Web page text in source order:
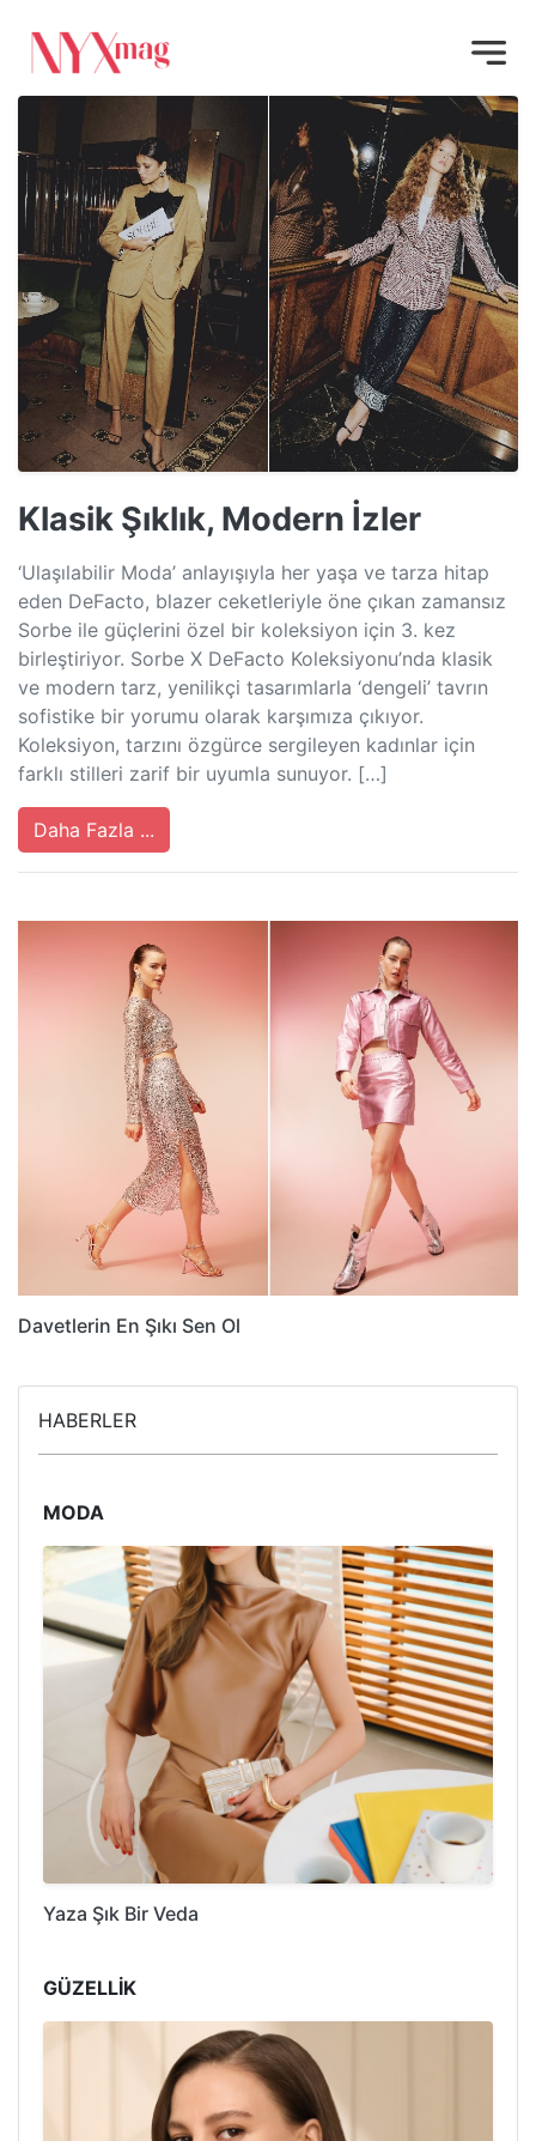
Klasik Şıklık, Modern İzler
‘Ulaşılabilir Moda’ anlayışıyla her yaşa ve tarza hitap
eden DeFacto, blazer ceketleriyle öne çıkan zamansız
Sorbe ile güçlerini özel bir koleksiyon için 3. kez
birleştiriyor. Sorbe X DeFacto Koleksiyonu’nda klasik
ve modern tarz, yenilikçi tasarımlarla ‘dengeli’ tavrın
sofistike bir yorumu olarak karşımıza çıkıyor.
Koleksiyon, tarzını özgürce sergileyen kadınlar için
farklı stilleri zarif bir uyumla sunuyor. […]
Daha Fazla ...
Davetlerin En Şıkı Sen Ol
HABERLER
MODA
Yaza Şık Bir Veda
GÜZELLİK